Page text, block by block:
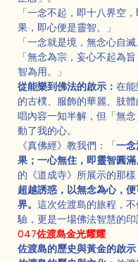
「一念不起，即十八界空
果，即心便是靈智。」
「一念就是境，無念心自滅
「無念為宗，妄心不起為
智為用。」
從能樂到佛法的啟示： 在
的古樸、服飾的華麗、肢
唱內容一知半解，但「無
動了我的心。
《真佛經》教我們：「一
果；一心無住，即靈智圓滿
的《道成寺》所展示的那樣
超越誘惑，以無念為心，
界。 這次佐渡島的旅程，
驗，更是一場佛法智慧的印
047佐渡島金光耀耀
佐渡島的歷史與黃金的啟示